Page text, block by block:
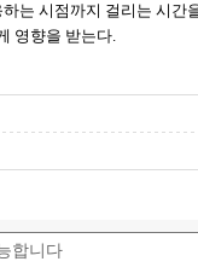
는 시점까지 걸리는 시간
영향을 받는다.